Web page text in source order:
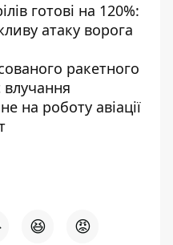
готові на 120%:
атаку ворога
ракетного
влучання
на роботу авіації
😆 😡